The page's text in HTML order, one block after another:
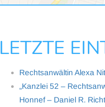
LETZTE
Rechtsanwältin Alexa
„Kanzlei 52 –
Honnef – Daniel R.